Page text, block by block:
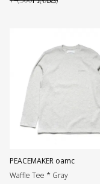
PEACEMAKER oamc
Waffle Tee * Gray